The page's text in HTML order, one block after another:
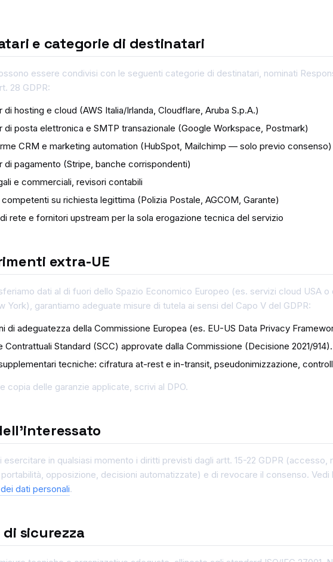
e categorie di destinatari
essere condivisi con le seguenti categorie di destinatari, nominati
28 GDPR:
di hosting e cloud (AWS Italia/Irlanda, Cloudflare, Aruba S.p.A.)
di posta elettronica e SMTP transazionale (Google Workspace, Postmark)
CRM e marketing automation (HubSpot, Mailchimp — solo previo consenso)
di pagamento (Stripe, banche corrispondenti)
e commerciali, revisori contabili
su richiesta legittima (Polizia Postale, AGCOM, Garante)
rete e fornitori upstream per la sola erogazione tecnica del servizio
extra-UE
dati al di fuori dello Spazio Economico Europeo (es. servizi cloud USA o
York), garantiamo adeguate misure di tutela ai sensi del Capo V del GDPR:
di adeguatezza della Commissione Europea (es. EU-US Data Privacy
Contrattuali Standard (SCC) approvate dalla Commissione (Decisione 2021/914).
tecniche: cifratura at-rest e in-transit, pseudonimizzazione,
copia delle garanzie applicate, scrivi al DPO.
esercitare in qualsiasi momento i diritti previsti dagli artt. 15-22 GDPR
opposizione, decisioni automatizzate) e di revocare il consenso. Vedi
dati personali.
sicurezza